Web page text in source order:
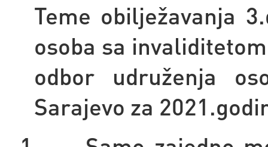
Teme obilježavanja
osoba sa
odbor udruženja
Sarajevo za